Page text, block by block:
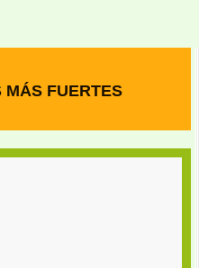
MÁS FUERTES